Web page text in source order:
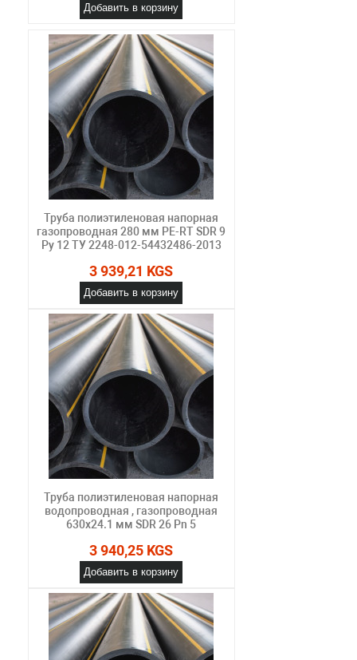
Добавить в корзину
Труба полиэтиленовая напорная
газопроводная 280 мм PE-RT SDR 9
Ру 12 ТУ 2248-012-54432486-2013
3 939,21 KGS
Добавить в корзину
Труба полиэтиленовая напорная
водопроводная , газопроводная
630х24.1 мм SDR 26 Pn 5
3 940,25 KGS
Добавить в корзину